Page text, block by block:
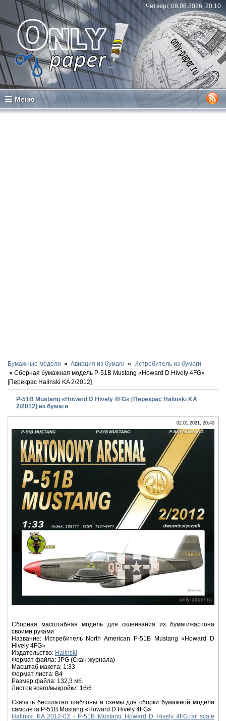
Четверг, 06.08.2026, 20:10
Меню
Бумажные модели Авиация из бумаги
Истребитель из бумаги
Сборная бумажная модель P-51B Mustang «Howard D Hively 4FG»
[Перекрас Halinski KA 2/2012]
P-51B Mustang «Howard D Hively 4FG» [Перекрас Halinski KA
2/2012] из бумаги
02.01.2021, 20:40
Сборная масштабная модель для склеивания из бумаги/картона
своими руками
Название: Истребитель North American P-51B Mustang «Howard D
Hively 4FG»
Издательство: Halinski
Формат файла: JPG (Скан журнала)
Масштаб макета: 1:33
Формат листа: В4
Размер файла: 132,3 мб.
Листов всего/выкройки: 16/6
Скачать бесплатно шаблоны и схемы для сборки бумажной модели
самолета P-51B Mustang «Howard D Hively 4FG»
Halinski KA 2012-02 - P-51B Mustang Howard D Hively 4FG.rar scale